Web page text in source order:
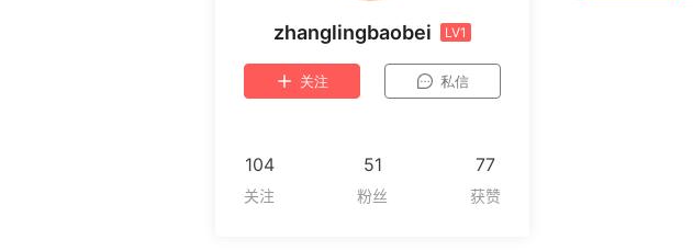
zhanglingbaobei LV1
关注 私信
104 51 77